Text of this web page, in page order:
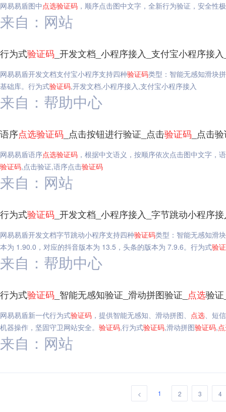
网易易盾图中点选验证码 ，顺序点击图中文字，全新行为验证，安全性
来自：网站
行为式验证码 _开发文档_小程序接入_支付宝小程序接
网易易盾开发文档支付宝小程序支持四种验证码类型：智能无感知滑块
基础库。行为式验证码,开发文档,小程序接入,支付宝小程序接入
来自：帮助中心
语序点选验证码 _点击按钮进行验证_点击验证码 _点击
网易易盾语序点选验证码 ，根据中文语义，按顺序依次点击图中文字，
验证码,点击验证,语序点击验证码
来自：网站
行为式验证码 _开发文档_小程序接入_字节跳动小程序
网易易盾开发文档字节跳动小程序支持四种验证码类型：智能无感知滑
本为 1.90.0，对应的抖音版本为 13.5，头条的版本为 7.9.6。行为式验
来自：帮助中心
行为式验证码 _智能无感知验证_滑动拼图验证_ 点选验
网易易盾新一代行为式验证码 ，提供智能无感知、滑动拼图、 点选、短
机器操作，坚固守卫网站安全。 验证码,行为式验证码,滑动拼图验证码,
来自：网站
< 1 2 3 4